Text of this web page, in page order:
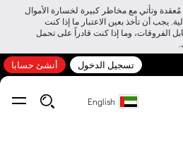
وتأتي مع مخاطر كبيرة لخسارة الأموال
يجب أن تأخذ بعين الاعتبار ما إذا كنت
الفروقات، وما إذا كنت قادراً على تحمل
تسجيل الدخول أنشئ حسابا
English